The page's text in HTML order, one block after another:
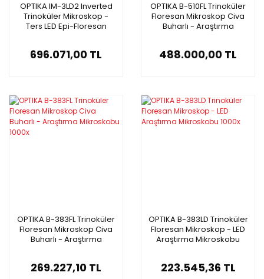
OPTIKA IM-3LD2 Inverted
Trinoküler Mikroskop -
Ters LED Epi-Floresan
696.071,00 TL
OPTIKA B-510FL Trinoküler
Floresan Mikroskop Civa
Buharlı - Araştırma
488.000,00 TL
OPTIKA B-383FL Trinoküler
Floresan Mikroskop Civa
Buharlı - Araştırma
269.227,10 TL
OPTIKA B-383LD Trinoküler
Floresan Mikroskop - LED
Araştırma Mikroskobu
223.545,36 TL